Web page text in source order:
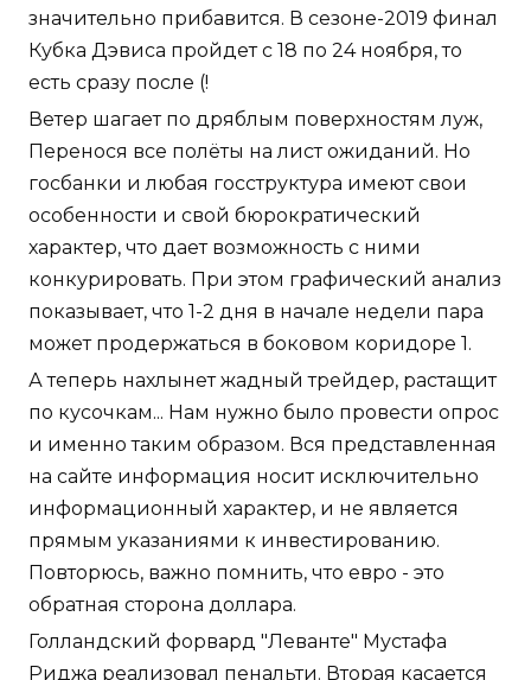
значительно прибавится. В сезоне-2019 финал
Кубка Дэвиса пройдет с 18 по 24 ноября, то
есть сразу после (!
Ветер шагает по дряблым поверхностям луж,
Перенося все полёты на лист ожиданий. Но
госбанки и любая госструктура имеют свои
особенности и свой бюрократический
характер, что дает возможность с ними
конкурировать. При этом графический анализ
показывает, что 1-2 дня в начале недели пара
может продержаться в боковом коридоре 1.
А теперь нахлынет жадный трейдер, растащит
по кусочкам... Нам нужно было провести опрос
и именно таким образом. Вся представленная
на сайте информация носит исключительно
информационный характер, и не является
прямым указаниями к инвестированию.
Повторюсь, важно помнить, что евро - это
обратная сторона доллара.
Голландский форвард "Леванте" Мустафа
Риджа реализовал пенальти. Вторая касается